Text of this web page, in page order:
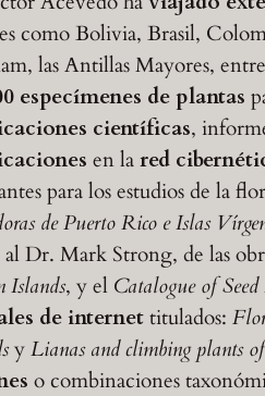
como Bolivia, Brasil,
las Antillas Mayores,
especímenes de plantas
científicas,
en lared
para los estudios de la
de Puerto Rico e Islas
Dr. Mark Strong, de las
Islands, y el Catalogue of
de internettitulados:
yLianas and climbing plants
o combinaciones